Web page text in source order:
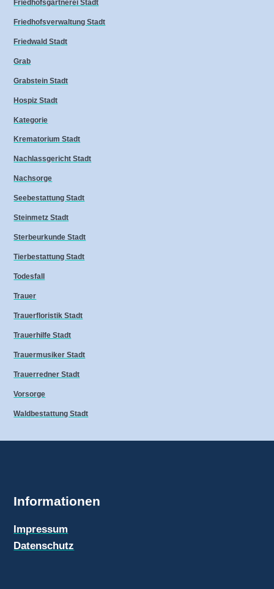
Friedhofsgärtnerei Stadt
Friedhofsverwaltung Stadt
Friedwald Stadt
Grab
Grabstein Stadt
Hospiz Stadt
Kategorie
Krematorium Stadt
Nachlassgericht Stadt
Nachsorge
Seebestattung Stadt
Steinmetz Stadt
Sterbeurkunde Stadt
Tierbestattung Stadt
Todesfall
Trauer
Trauerfloristik Stadt
Trauerhilfe Stadt
Trauermusiker Stadt
Trauerredner Stadt
Vorsorge
Waldbestattung Stadt
Informationen
Impressum
Datenschutz